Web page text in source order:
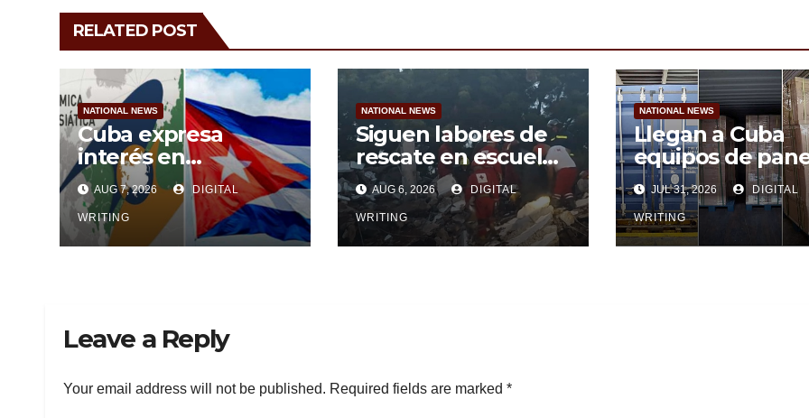
RELATED POST
NATIONAL NEWS
Cuba expresa
interés en
contribuir a
fortalecer la UEE
AUG 7, 2026 DIGITAL
WRITING
NATIONAL NEWS
Siguen labores de
rescate en escuela
con desplome
parcial en Cuba
AUG 6, 2026 DIGITAL
WRITING
NATIONAL NEWS
Llegan a Cuba
equipos de
solares desde
Argentina
JUL 31, 2026 DIGITAL
WRITING
Leave a Reply
Your email address will not be published. Required fields are marked *